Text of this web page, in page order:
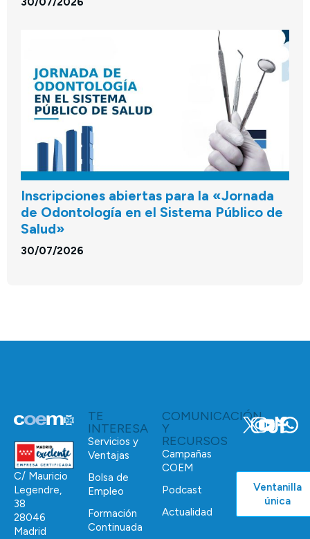
Inscripciones abiertas para la «Jornada
de Odontología en el Sistema Público de
Salud»
30/07/2026
C/ Mauricio
Legendre,
38
28046
Madrid
TE
INTERESA
Servicios y
Ventajas
Bolsa de
Empleo
Formación
Continuada
COMUNICACIÓN
Y
RECURSOS
Campañas
COEM
Podcast
Actualidad
Ventanilla
única